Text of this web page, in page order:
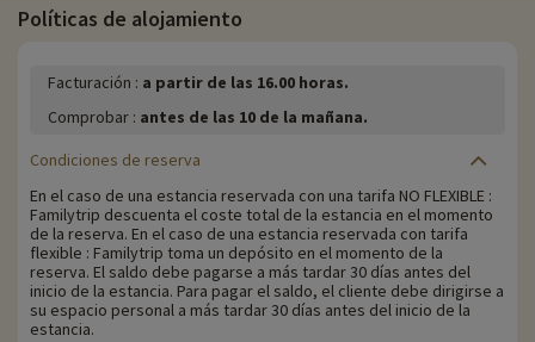
Políticas de alojamiento
Facturación : a partir de las 16.00 horas.
Comprobar : antes de las 10 de la mañana.
Condiciones de reserva
En el caso de una estancia reservada con una tarifa NO FLEXIBLE :
Familytrip descuenta el coste total de la estancia en el momento
de la reserva. En el caso de una estancia reservada con tarifa
flexible : Familytrip toma un depósito en el momento de la
reserva. El saldo debe pagarse a más tardar 30 días antes del
inicio de la estancia. Para pagar el saldo, el cliente debe dirigirse a
su espacio personal a más tardar 30 días antes del inicio de la
estancia.